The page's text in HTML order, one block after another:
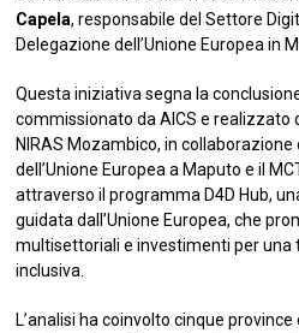
Capela, responsabile del Settore
Delegazione dell’Unione Europea in
Questa iniziativa segna la
commissionato da AICS e realizzato
NIRAS Mozambico, in collaborazione
dell’Unione Europea a Maputo e il
attraverso il programma D4D Hub,
guidata dall’Unione Europea, che
multisettoriali e investimenti per
inclusiva.
L’analisi ha coinvolto cinque province